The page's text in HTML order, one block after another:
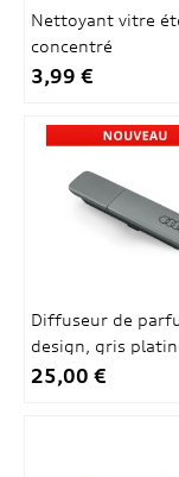
Nettoyant vitre
concentré
3,99 €
Diffuseur de
design, gris
25,00 €